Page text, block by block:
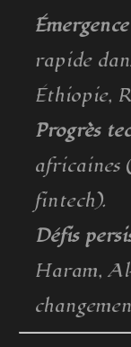
rapide
Éthiopie,
Progrès
africaines
fintech).
Défis
Haram,